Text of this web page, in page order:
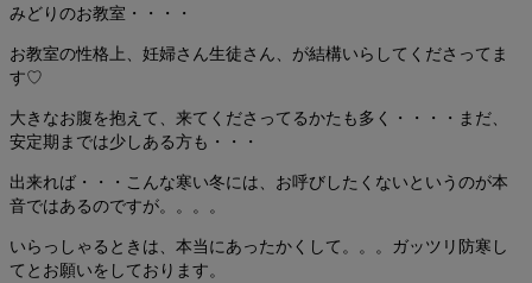
みどりのお教室・・・・
お教室の性格上、妊婦さん生徒さん、が結構いらしてくださってま
す♡
大きなお腹を抱えて、来てくださってるかたも多く・・・・まだ、
安定期までは少しある方も・・・
出来れば・・・こんな寒い冬には、お呼びしたくないというのが本
音ではあるのですが。。。。
いらっしゃるときは、本当にあったかくして。。。ガッツリ防寒し
てとお願いをしております。